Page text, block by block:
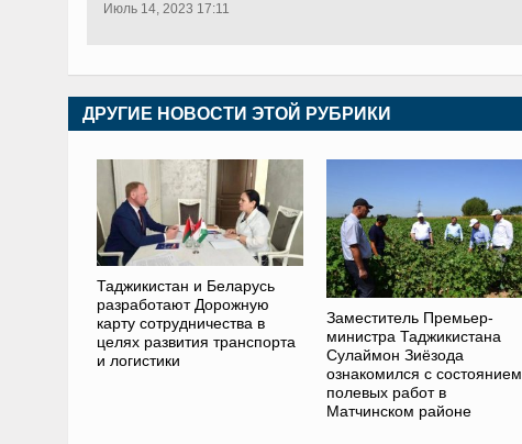
Июль 14, 2023 17:11
ДРУГИЕ НОВОСТИ ЭТОЙ РУБРИКИ
Таджикистан и Беларусь
разработают Дорожную
карту сотрудничества в
целях развития транспорта
и логистики
Заместитель Премьер-
министра Таджикистана
Сулаймон Зиёзода
ознакомился с состоянием
полевых работ в
Матчинском районе